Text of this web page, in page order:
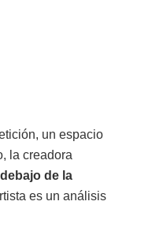
un espacio
la creadora
de la
es un análisis